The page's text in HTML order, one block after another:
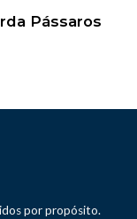
Pássaros
por propósito.